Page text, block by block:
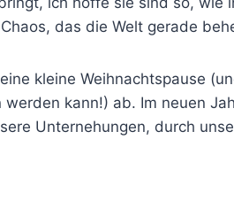
das die Welt gerade
kleine Weihnachtspause
kann!) ab. Im neuen
Unternehungen, durch